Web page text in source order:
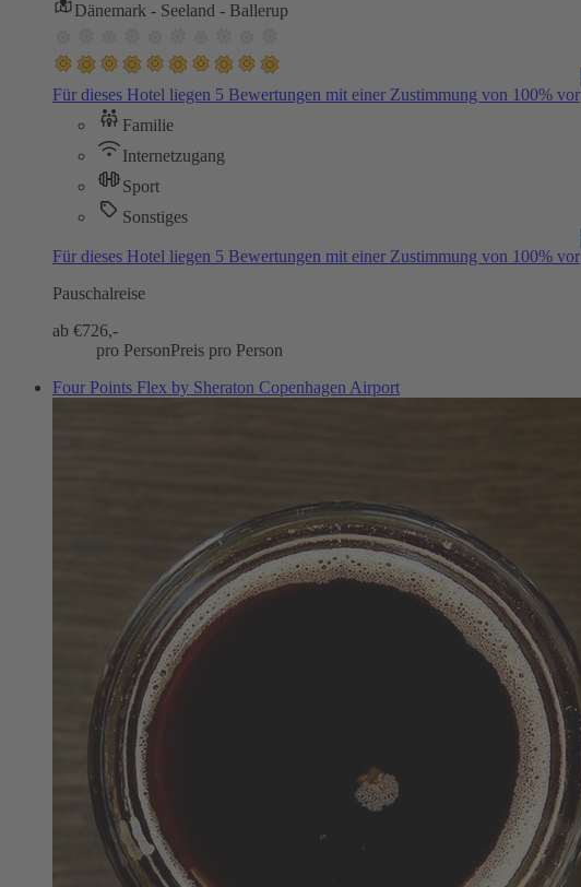
Dänemark - Seeland - Ballerup
Für dieses Hotel liegen 5 Bewertungen mit einer Zustimmung von 100% vor
Familie
Internetzugang
Sport
Sonstiges
Für dieses Hotel liegen 5 Bewertungen mit einer Zustimmung von 100% vor
Pauschalreise
ab €726,-
pro PersonPreis pro Person
Four Points Flex by Sheraton Copenhagen Airport